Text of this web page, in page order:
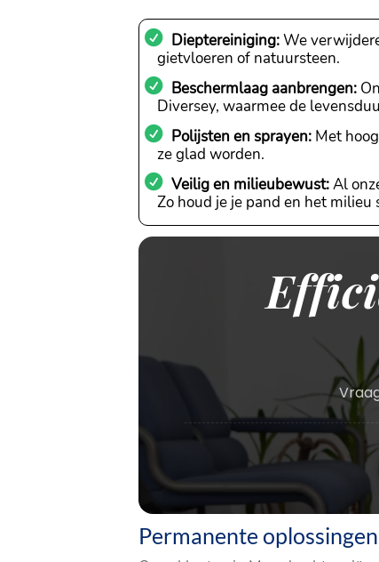
Dieptereiniging:We
gietvloeren of natuursteen.
Beschermlaag aanbrengen:
Diversey, waarmee de
Polijsten en sprayen: Met
ze glad worden.
Veilig en milieubewust:Al
Zo houd je je pand en het milieu
Permanente